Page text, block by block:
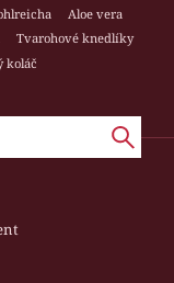
Aloe vera
Tvarohové knedlíky
koláč